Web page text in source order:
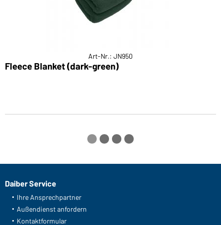
Art-Nr.: JN950
Fleece Blanket (dark-green)
Daiber Service
Ihre Ansprechpartner
Außendienst anfordern
Kontaktformular